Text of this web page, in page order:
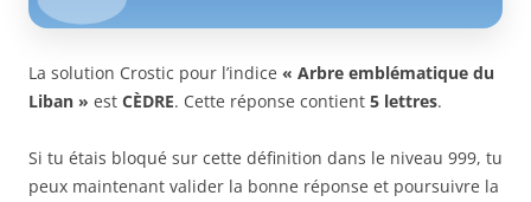
La solution Crostic pour l’indice « Arbre emblématique du
Liban » est CÈDRE. Cette réponse contient 5 lettres.
Si tu étais bloqué sur cette définition dans le niveau 999, tu
peux maintenant valider la bonne réponse et poursuivre la